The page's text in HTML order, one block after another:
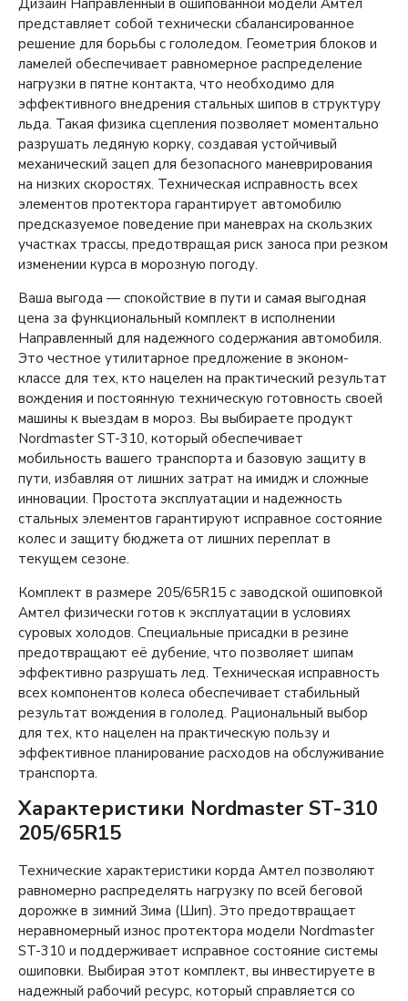
представляет собой технически сбалансированное
решение для борьбы с гололедом. Геометрия блоков и
ламелей обеспечивает равномерное распределение
нагрузки в пятне контакта, что необходимо для
эффективного внедрения стальных шипов в структуру
льда. Такая физика сцепления позволяет моментально
разрушать ледяную корку, создавая устойчивый
механический зацеп для безопасного маневрирования
на низких скоростях. Техническая исправность всех
элементов протектора гарантирует автомобилю
предсказуемое поведение при маневрах на скользких
участках трассы, предотвращая риск заноса при резком
изменении курса в морозную погоду.
Ваша выгода — спокойствие в пути и самая выгодная
цена за функциональный комплект в исполнении
Направленный для надежного содержания автомобиля.
Это честное утилитарное предложение в эконом-
классе для тех, кто нацелен на практический результат
вождения и постоянную техническую готовность своей
машины к выездам в мороз. Вы выбираете продукт
Nordmaster ST-310, который обеспечивает
мобильность вашего транспорта и базовую защиту в
пути, избавляя от лишних затрат на имидж и сложные
инновации. Простота эксплуатации и надежность
стальных элементов гарантируют исправное состояние
колес и защиту бюджета от лишних переплат в
текущем сезоне.
Комплект в размере 205/65R15 с заводской ошиповкой
Амтел физически готов к эксплуатации в условиях
суровых холодов. Специальные присадки в резине
предотвращают её дубение, что позволяет шипам
эффективно разрушать лед. Техническая исправность
всех компонентов колеса обеспечивает стабильный
результат вождения в гололед. Рациональный выбор
для тех, кто нацелен на практическую пользу и
эффективное планирование расходов на обслуживание
транспорта.
Характеристики Nordmaster ST-310
205/65R15
Технические характеристики корда Амтел позволяют
равномерно распределять нагрузку по всей беговой
дорожке в зимний Зима (Шип). Это предотвращает
неравномерный износ протектора модели Nordmaster
ST-310 и поддерживает исправное состояние системы
ошиповки. Выбирая этот комплект, вы инвестируете в
надежный рабочий ресурс, который справляется со